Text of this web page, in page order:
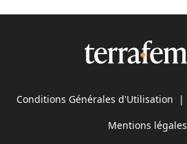
Conditions Générales d'Utilisation |
Mentions légales